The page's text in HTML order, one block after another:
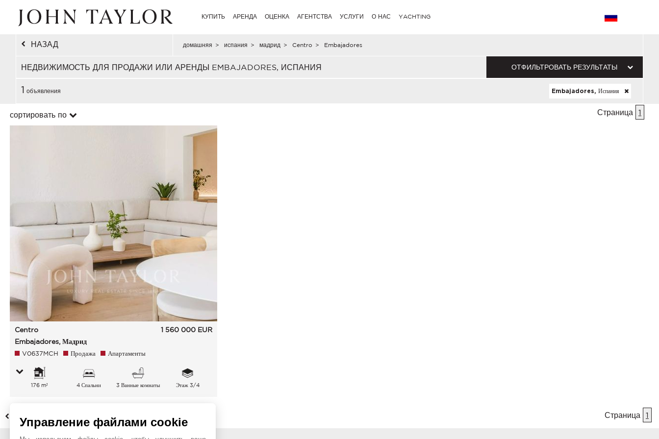
КУПИТЬ АРЕНДА ОЦЕНКА АГЕНТСТВА УСЛУГИ О НАС YACHTING
НАЗАД домашняя > испания > мадрид > Centro > Embajadores
НЕДВИЖИМОСТЬ ДЛЯ ПРОДАЖИ ИЛИ АРЕНДЫ EMBAJADORES, ИСПАНИЯ ОТФИЛЬТРОВАТЬ РЕЗУЛЬТАТЫ
1 объявления Embajadores, Испания
сортировать по Страница 1
Centro
Embajadores, Мадрид
1 560 000 EUR
V0637MCH Продажа Апартаменты
176 m² 4 Спальни 3 Ванные комнаты Этаж 3/4
НАЗАД Страница 1
Управление файлами cookie